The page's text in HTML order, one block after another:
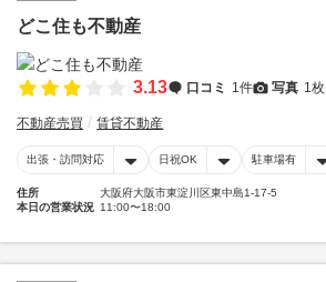
どこ住も不動産
3.13 口コミ 1件 写真 1枚
不動産売買 賃貸不動産
出張・訪問対応 日祝OK 駐車場有
住所
大阪府大阪市東淀川区東中島1-17-5
本日の営業状況 11:00〜18:00